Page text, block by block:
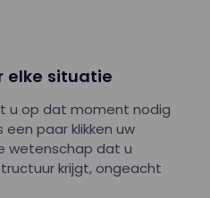
elke situatie
u op dat moment nodig
paar klikken uw
wetenschap dat u
krijgt, ongeacht